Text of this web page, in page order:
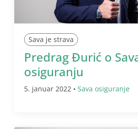
Sava je strava
Predrag Đurić o
osiguranju
5. januar 2022 • Sava osiguranje